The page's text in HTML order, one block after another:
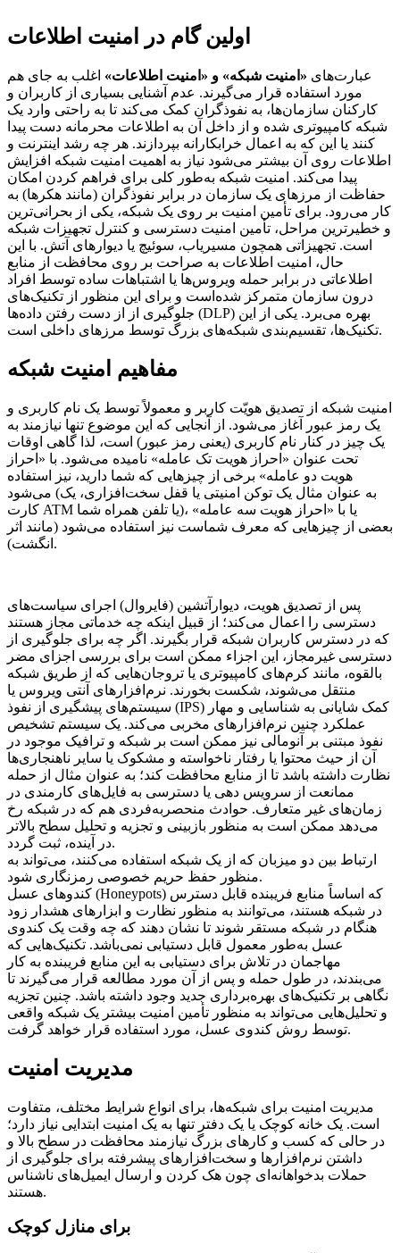
اولین گام در امنیت اطلاعات
عبارت‌های «امنیت شبکه» و «امنیت اطلاعات» اغلب به جای هم
مورد استفاده قرار می‌گیرند. عدم آشنایی بسیاری از کاربران و
کارکنان سازمان‌ها، به نفوذگران کمک می‌کند تا به راحتی وارد یک
شبکه کامپیوتری شده و از داخل آن به اطلاعات محرمانه دست پیدا
کنند یا این که به اعمال خرابکارانه بپردازند. هر چه رشد اینترنت و
اطلاعات روی آن بیشتر می‌شود نیاز به اهمیت امنیت شبکه افزایش
پیدا می‌کند. امنیت شبکه به‌طور کلی برای فراهم کردن امکان
حفاظت از مرزهای یک سازمان در برابر نفوذگران (مانند هکرها) به
کار می‌رود. برای تأمین امنیت بر روی یک شبکه، یکی از بحرانی‌ترین
و خطیرترین مراحل، تأمین امنیت دسترسی و کنترل تجهیزات شبکه
است. تجهیزاتی همچون مسیریاب، سوئیچ یا دیوارهای آتش. با این
حال، امنیت اطلاعات به صراحت بر روی محافظت از منابع
اطلاعاتی در برابر حمله ویروس‌ها یا اشتباهات ساده توسط افراد
درون سازمان متمرکز شده‌است و برای این منظور از تکنیک‌های
جلوگیری از از دست رفتن داده‌ها (DLP) بهره می‌برد. یکی از این
تکنیک‌ها، تقسیم‌بندی شبکه‌های بزرگ توسط مرزهای داخلی است.
مفاهیم امنیت شبکه
امنیت شبکه از تصدیق هویّت کاربر و معمولاً توسط یک نام کاربری و
یک رمز عبور آغاز می‌شود. از آنجایی که این موضوع تنها نیازمند به
یک چیز در کنار نام کاربری (یعنی رمز عبور) است، لذا گاهی اوقات
تحت عنوان «احراز هویت تک عامله» نامیده می‌شود. با «احراز
هویت دو عامله» برخی از چیزهایی که شما دارید، نیز استفاده
می‌شود (به عنوان مثال یک توکن امنیتی یا قفل سخت‌افزاری، یک
کارت ATM یا تلفن همراه شما)، یا با «احراز هویت سه عامله»
بعضی از چیزهایی که معرف شماست نیز استفاده می‌شود (مانند اثر
انگشت).
پس از تصدیق هویت، دیوارآتشین (فایروال) اجرای سیاست‌های
دسترسی را اعمال می‌کند؛ از قبیل اینکه چه خدماتی مجاز هستند
که در دسترس کاربران شبکه قرار بگیرند. اگر چه برای جلوگیری از
دسترسی غیرمجاز، این اجزاء ممکن است برای بررسی اجزای مضر
بالقوه، مانند کرم‌های کامپیوتری یا تروجان‌هایی که از طریق شبکه
منتقل می‌شوند، شکست بخورند. نرم‌افزارهای آنتی ویروس یا
سیستم‌های پیشگیری از نفوذ (IPS) کمک شایانی به شناسایی و مهار
عملکرد چنین نرم‌افزارهای مخربی می‌کند. یک سیستم تشخیص
نفوذ مبتنی بر آنومالی نیز ممکن است بر شبکه و ترافیک موجود در
آن از حیث محتوا یا رفتار ناخواسته و مشکوک یا سایر ناهنجاری‌ها
نظارت داشته باشد تا از منابع محافظت کند؛ به عنوان مثال از حمله
ممانعت از سرویس دهی یا دسترسی به فایل‌های کارمندی در
زمان‌های غیر متعارف. حوادث منحصربه‌فردی هم که در شبکه رخ
می‌دهد ممکن است به منظور بازبینی و تجزیه و تحلیل سطح بالاتر
در آینده، ثبت گردد.
ارتباط بین دو میزبان که از یک شبکه استفاده می‌کنند، می‌تواند به
منظور حفظ حریم خصوصی رمزنگاری شود.
کندوهای عسل (Honeypots) که اساساً منابع فریبنده قابل دسترس
در شبکه هستند، می‌توانند به منظور نظارت و ابزارهای هشدار زود
هنگام در شبکه مستقر شوند تا نشان دهند که چه وقت یک کندوی
عسل به‌طور معمول قابل دستیابی نمی‌باشد. تکنیک‌هایی که
مهاجمان در تلاش برای دستیابی به این منابع فریبنده به کار
می‌بندند، در طول حمله و پس از آن مورد مطالعه قرار می‌گیرند تا
نگاهی بر تکنیک‌های بهره‌برداری جدید وجود داشته باشد. چنین تجزیه
و تحلیل‌هایی می‌تواند به منظور تأمین امنیت بیشتر یک شبکه واقعی
توسط روش کندوی عسل، مورد استفاده قرار خواهد گرفت.
مدیریت امنیت
مدیریت امنیت برای شبکه‌ها، برای انواع شرایط مختلف، متفاوت
است. یک خانه کوچک یا یک دفتر تنها به یک امنیت ابتدایی نیاز دارد؛
در حالی که کسب و کارهای بزرگ نیازمند محافظت در سطح بالا و
داشتن نرم‌افزارها و سخت‌افزارهای پیشرفته برای جلوگیری از
حملات بدخواهانه‌ای چون هک کردن و ارسال ایمیل‌های ناشناس
هستند.
برای منازل کوچک